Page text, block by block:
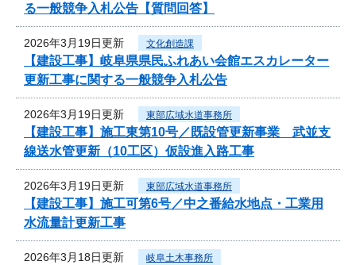
る一般競争入札公告【質問回答】
2026年3月19日更新 文化創造課
【建設工事】岐阜県県民ふれあい会館エスカレーター
更新工事に関する一般競争入札公告
2026年3月19日更新 東部広域水道事務所
【建設工事】施工東第10号／既設管更新事業 武並支
線送水管更新（10工区）仮設進入路工事
2026年3月19日更新 東部広域水道事務所
【建設工事】施工可第6号／中之番給水地点・工業用
水流量計更新工事
2026年3月18日更新 岐阜土木事務所